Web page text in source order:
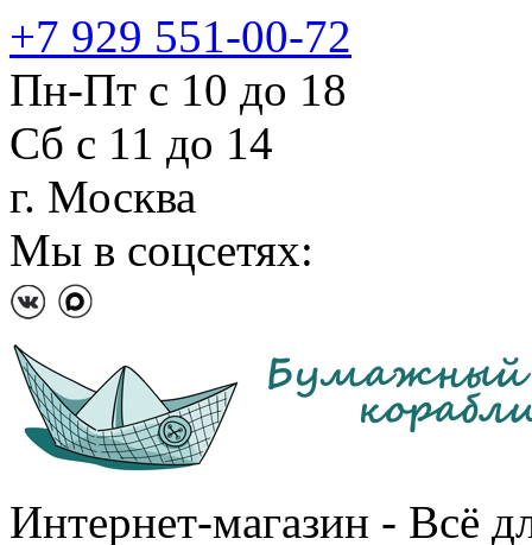
+7 929 551-00-72
Пн-Пт с 10 до 18
Сб с 11 до 14
г. Москва
Мы в соцсетях:
Интернет-магазин - Всё